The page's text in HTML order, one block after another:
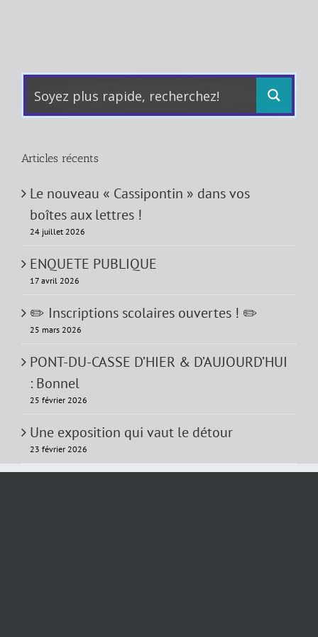
Articles récents
Le nouveau « Cassipontin » dans vos
boîtes aux lettres !
24 juillet 2026
ENQUETE PUBLIQUE
17 avril 2026
✏️ Inscriptions scolaires ouvertes ! ✏️
25 mars 2026
PONT-DU-CASSE D’HIER & D’AUJOURD’HUI
: Bonnel
25 février 2026
Une exposition qui vaut le détour
23 février 2026